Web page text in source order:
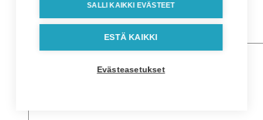
Postinumero
SALLI KAIKKI EVÄSTEET
ESTÄ KAIKKI
Evästeasetukset